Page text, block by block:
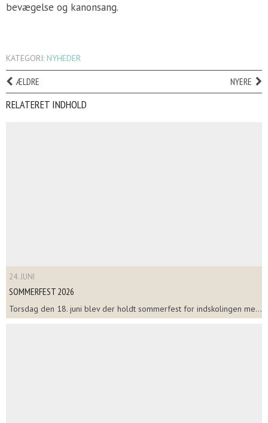
bevægelse og kanonsang.
KATEGORI: NYHEDER
ÆLDRE NYERE
RELATERET INDHOLD
24. JUNI
SOMMERFEST 2026
Torsdag den 18. juni blev der holdt sommerfest for indskolingen me...